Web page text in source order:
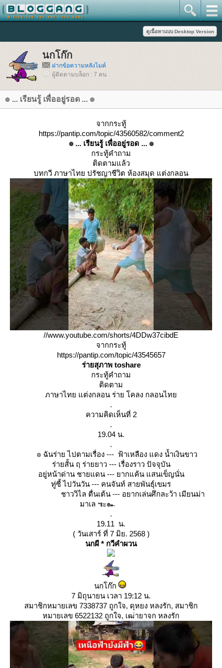
นกโก๊ก
ฝากข้อความหลังไมค์
ผู้ติดตามบล็อก : 7 คน
๏ ... เรียนรู้ เพื่ออยู่รอด ... ๏
จากกระทู้
https://pantip.com/topic/43560582/comment2
๏ ... เรียนรู้ เพื่ออยู่รอด ... ๏
กระทู้คำถาม
ติดตามแล้ว
บทกวี ภาษาไทย ปรัชญาชีวิต ห้องสมุด แต่งกลอน
//www.youtube.com/shorts/4DDw37cibdE
จากกระทู้
https://pantip.com/topic/43545657
ร่ายสุภาพ toshare
กระทู้คำถาม
ติดตาม
ภาษาไทย แต่งกลอน ร่าย โคลง กลอนไท
.
ความคิดเห็นที่ 2
.
19.04 น.
.
๏ ฉันร่าย ไปตามเรื่อง --- ฟ้าเหลือง แดง น้ำเงินขาว
ร่ายสั้น ฤ ร่ายยาว --- เรื่องราว ปัจจุบัน
อยู่หน้าด่าน ชายแดน --- ยากแค้น แสนเข็ญนั่น
ทู่ซี้ ไปวันวัน --- คนจันท์ สายพันธุ์เขมร
ชาววิไล ตื่นเต้น --- อยากเล่นศึกละว้า เมียนม่า
มาเล ๚ะ๛
.
19.11 น.
( วันเสาร์ ที่ 7 มิย. 2568 )
นกผี * กวีคำผวน
นกโก๊ก
7 มิถุนายน เวลา 19:12 น.
สมาชิกหมายเลข 7338737 ถูกใจ, ดุหยง หลงรัก, สมาชิก
หมายเลข 6522132 ถูกใจ, เฒ่ายาจก หลงรัก